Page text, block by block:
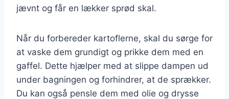
jævnt og får en lækker sprød skal.
Når du forbereder kartoflerne, skal du sørge for
at vaske dem grundigt og prikke dem med en
gaffel. Dette hjælper med at slippe dampen ud
under bagningen og forhindrer, at de sprækker.
Du kan også pensle dem med olie og drysse